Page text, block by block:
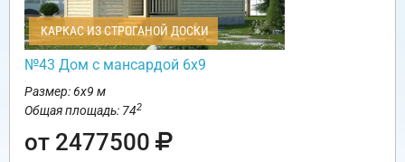
КАРКАС ИЗ СТРОГАНОЙ ДОСКИ
№43 Дом с мансардой 6х9
Размер: 6х9 м
Общая площадь: 742
от 2477500